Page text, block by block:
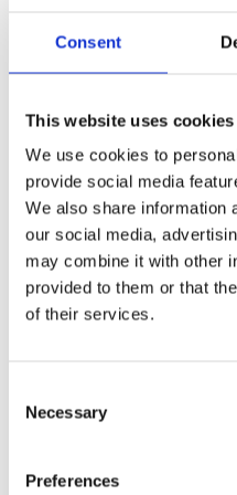
Consent
This website uses cookies
We use cookies to
provide social media
We also share information
our social media,
may combine it with other
provided to them or that
of their services.
Selection
Necessary
Preferences
mértékletességre.
és 1 kis likőrt stb. Ha
zsírszegényen így
hogy kevesebb cukorral
zabpehellyel, ill.
süteményt készíteni.
szokásunkon, ha
egyes sportok, mint pl. a
Ahelyett, hogy
olyan mozgásformákat,
edzőgépre.
citrusféle magas C-
grapefruit, narancs,